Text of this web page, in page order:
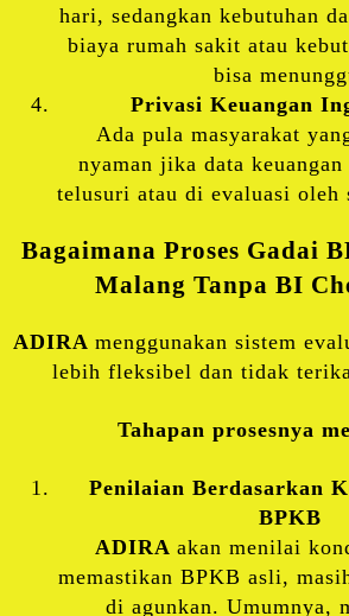
hari, sedangkan kebutuhan
biaya rumah sakit atau
bisa
Privasi Keuangan
Ada pula masyarakat
nyaman jika data
telusuri atau di evaluasi oleh
Bagaimana Proses Gadai
Malang Tanpa BI
ADIRA menggunakan sistem
lebih fleksibel dan tidak
Tahapan prosesnya
Penilaian Berdasarkan
BPKB
ADIRA akan menilai
memastikan BPKB asli,
di agunkan. Umumnya,